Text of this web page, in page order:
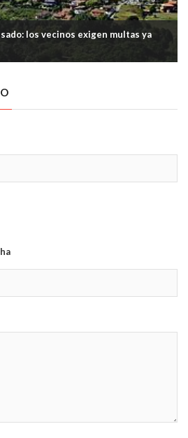
los vecinos exigen multas ya